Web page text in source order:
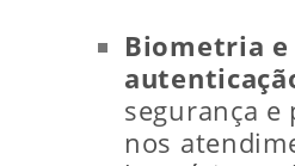
Biometria e
segurança e
nos